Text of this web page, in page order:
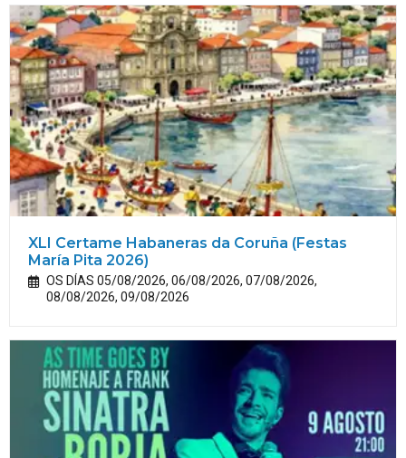
XLI Certame Habaneras da Coruña (Festas
María Pita 2026)
OS DÍAS 05/08/2026, 06/08/2026, 07/08/2026,
08/08/2026, 09/08/2026